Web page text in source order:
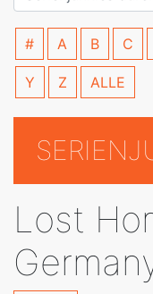
# A B C
Y Z ALLE
Lost